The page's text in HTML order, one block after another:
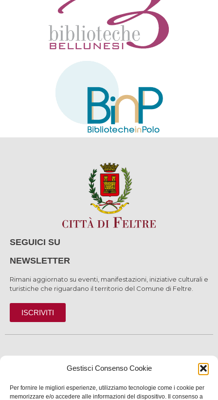
Gestisci Consenso Cookie
Per fornire le migliori esperienze, utilizziamo tecnologie come i cookie per
memorizzare e/o accedere alle informazioni del dispositivo. Il consenso a
SEGUICI SU
NEWSLETTER
Rimani aggiornato su eventi, manifestazioni, iniziative culturali e
turistiche che riguardano il territorio del Comune di Feltre.
ISCRIVITI
SERVIZI